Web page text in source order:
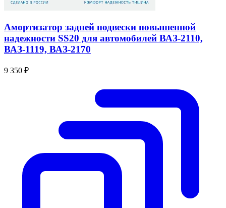
Амортизатор задней подвески повышенной
надежности SS20 для автомобилей ВАЗ-2110,
ВАЗ-1119, ВАЗ-2170
9 350 ₽